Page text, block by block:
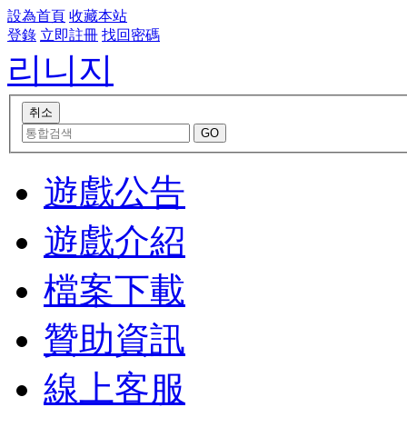
設為首頁 收藏本站
登錄 立即註冊 找回密碼
리니지
遊戲公告
遊戲介紹
檔案下載
贊助資訊
線上客服